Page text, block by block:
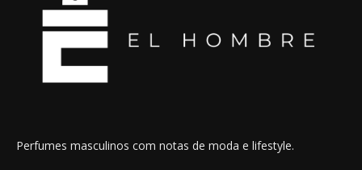
Perfumes masculinos com notas de moda e lifestyle.